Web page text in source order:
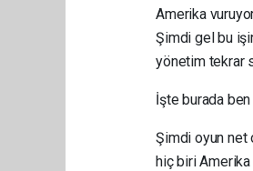
Amerika
Şimdi gel bu
yönetim tekrar
İşte burada
Şimdi oyun net
hiç biri